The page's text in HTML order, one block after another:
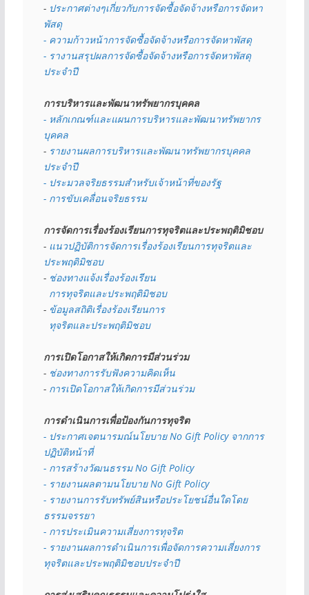
- ประกาศต่างๆเกี่ยวกับการจัดซื้อจัดจ้างหรือการจัดหา
พัสดุ
- ความก้าวหน้าการจัดซื้อจัดจ้างหรือการจัดหาพัสดุ
- รางานสรุปผลการจัดซื้อจัดจ้างหรือการจัดหาพัสดุ
ประจำปี
การบริหารและพัฒนาทรัพยากรบุคคล
- หลักเกณฑ์และแผนการบริหารและพัฒนาทรัพยากร
บุคคล
- รายงานผลการบริหารและพัฒนาทรัพยากรบุคคล
ประจำปี
- ประมวลจริยธรรมสำหรับเจ้าหน้าที่ของรัฐ
- การขับเคลื่อนจริยธรรม
การจัดการเรื่องร้องเรียนการทุจริตและประพฤติมิชอบ
- แนวปฏิบัติการจัดการเรื่องร้องเรียนการทุจริตและ
ประพฤติมิชอบ
- ช่องทางแจ้งเรื่องร้องเรียน
  การทุจริตและประพฤติมิชอบ
- ข้อมูลสถิติเรื่องร้องเรียนการ
  ทุจริตและประพฤติมิชอบ
การเปิดโอกาสให้เกิดการมีส่วนร่วม
- ช่องทางการรับฟังความคิดเห็น
- การเปิดโอกาสให้เกิดการมีส่วนร่วม
การดำเนินการเพื่อป้องกันการทุจริต
- ประกาศเจตนารมณ์นโยบาย No Gift Policy จากการ
ปฏิบัติหน้าที่
- การสร้างวัฒนธรรม No Gift Policy
- รายงานผลตามนโยบาย No Gift Policy
- รายงานการรับทรัพย์สินหรือประโยชน์อื่นใดโดย
ธรรมจรรยา
- การประเมินความเสี่ยงการทุจริต
- รายงานผลการดำเนินการเพื่อจัดการความเสี่ยงการ
ทุจริตและประพฤติมิชอบประจำปี